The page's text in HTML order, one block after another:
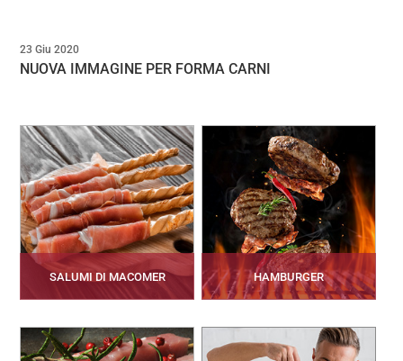
NUOVA IMMAGINE PER FORMA CARNI
23 Giu 2020
SALUMI DI MACOMER HAMBURGER